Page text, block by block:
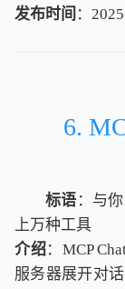
发布时间 ：
6.
标语 ：与
上万种工具
介绍：MCP
服务器展开对